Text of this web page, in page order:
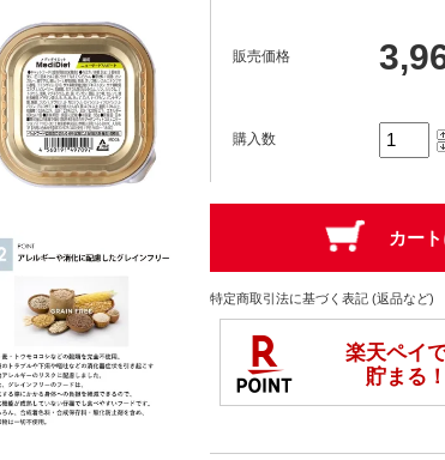
販売価格
購入数
特定商取引法に基づく表記 (返品など)